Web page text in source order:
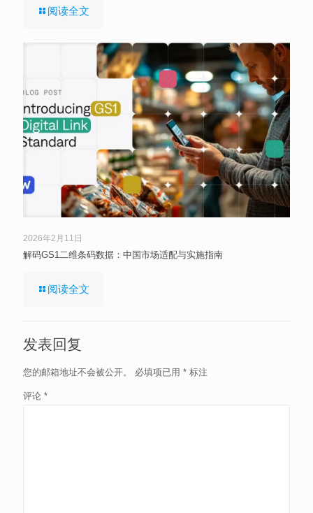
阅读全文
2026年2月11日
解码GS1二维条码数据：中国市场适配与实施指南
阅读全文
发表回复
您的邮箱地址不会被公开。 必填项已用 * 标注
评论 *